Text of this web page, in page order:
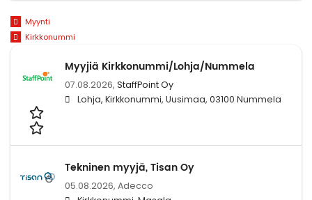
Myynti
Kirkkonummi
Myyjiä Kirkkonummi/Lohja/Nummela
07.08.2026, StaffPoint Oy
Lohja, Kirkkonummi, Uusimaa, 03100 Nummela
Tekninen myyjä, Tisan Oy
05.08.2026, Adecco